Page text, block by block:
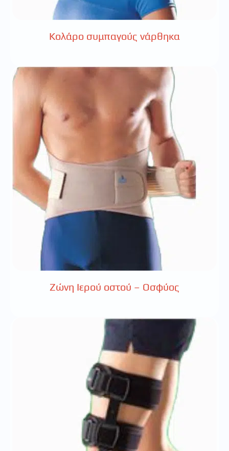
Κολάρο συμπαγούς νάρθηκα
Ζώνη Ιερού οστού – Οσφύος